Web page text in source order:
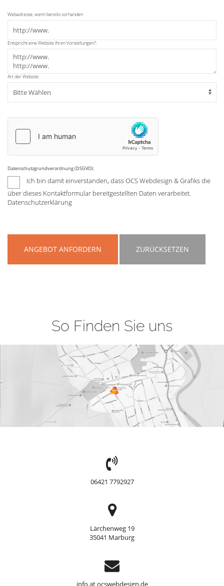
Webadresse, wenn bereits vorhanden
Entspricht eine Website Ihren Vorstellungen?:
Art der Website:
Datenschutzgrundverordnung (DSGVO):
Ich bin damit einverstanden, dass OCS Webdesign & Grafiks die
über dieses Kontaktformular bereitgestellten Daten verarbeitet.
Datenschutzerklärung
ANGEBOT ANFORDERN ZURÜCKSETZEN
So Finden Sie uns
TEL:
06421 7792927
Adresse
Lärchenweg 19
35041 Marburg
Support
info at ocswebdesign.de